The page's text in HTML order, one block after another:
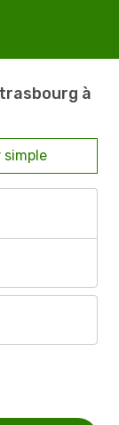
à
simple